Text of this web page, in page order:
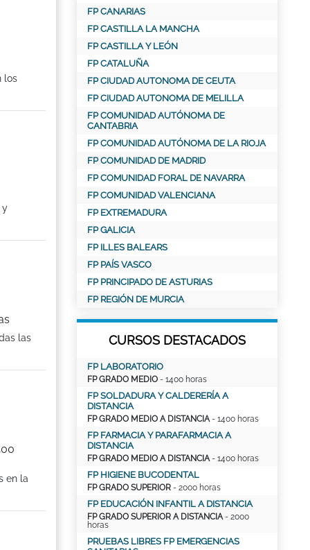
los
y
las
en la
FP CANARIAS
FP CASTILLA LA MANCHA
FP CASTILLA Y LEÓN
FP CATALUÑA
FP CIUDAD AUTONOMA DE CEUTA
FP CIUDAD AUTONOMA DE MELILLA
FP COMUNIDAD AUTÓNOMA DE
CANTABRIA
FP COMUNIDAD AUTÓNOMA DE LA RIOJA
FP COMUNIDAD DE MADRID
FP COMUNIDAD FORAL DE NAVARRA
FP COMUNIDAD VALENCIANA
FP EXTREMADURA
FP GALICIA
FP ILLES BALEARS
FP PAÍS VASCO
FP PRINCIPADO DE ASTURIAS
FP REGIÓN DE MURCIA
CURSOS DESTACADOS
FP LABORATORIO
FP GRADO MEDIO - 1400 horas
FP SOLDADURA Y CALDERERÍA A
DISTANCIA
FP GRADO MEDIO A DISTANCIA- 1400 horas
FP FARMACIA Y PARAFARMACIA A
DISTANCIA
FP GRADO MEDIO A DISTANCIA- 1400 horas
FP HIGIENE BUCODENTAL
FP GRADO SUPERIOR - 2000 horas
FP EDUCACIÓN INFANTIL A DISTANCIA
FP GRADO SUPERIOR A DISTANCIA- 2000
horas
PRUEBAS LIBRES FP EMERGENCIAS